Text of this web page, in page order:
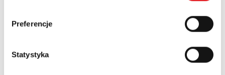
Preferencje
Statystyka
Numer telefonu:
Województwo: